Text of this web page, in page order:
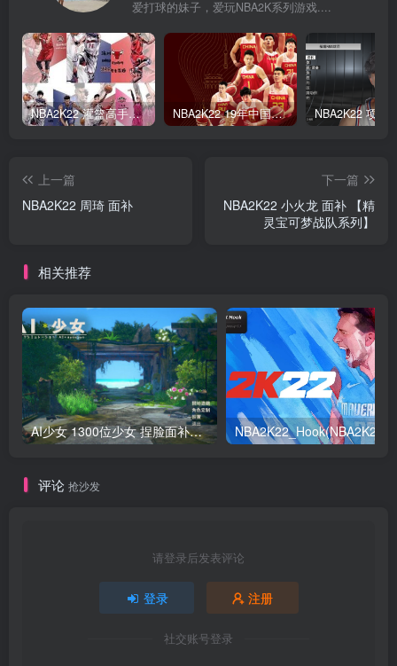
爱打球的妹子，爱玩NBA2K系列游戏....
NBA2K22 灌篮高手面补合集 NBA2K22 19年中国队面补合集
上一篇
NBA2K22 周琦 面补
下一篇
NBA2K22 小火龙 面补 【精
灵宝可梦战队系列】
相关推荐
AI少女 1300位少女 捏脸面补数据整合包 总有一位是你想要的
评论 抢沙发
请登录后发表评论
登录 注册
社交账号登录